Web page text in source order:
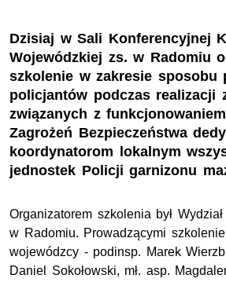
Dzisiaj w Sali Konferencyjnej
Wojewódzkiej zs. w Radomiu
szkolenie w zakresie sposobu
policjantów podczas realizacji
związanych z
Zagrożeń Bezpieczeństwa
koordynatorom lokalnym
jednostek Policji garnizonu
Organizatorem szkolenia był
w Radomiu. Prowadzącymi
wojewódzcy - podinsp. Marek
Daniel Sokołowski, mł. asp.